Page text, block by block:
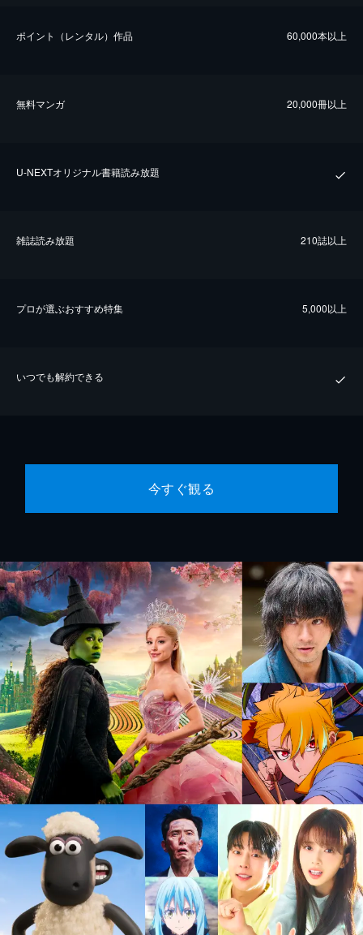
ポイント（レンタル）作品 60,000本以上
無料マンガ 20,000冊以上
U-NEXTオリジナル書籍読み放題
雑誌読み放題 210誌以上
プロが選ぶおすすめ特集 5,000以上
いつでも解約できる
今すぐ観る